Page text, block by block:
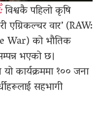
विश्वकै पहिलो कृषि
एग्रिकल्चर वार’ (RAW:
को भौतिक
भएको छ।
कार्यक्रममा १०० जना
सहभागी